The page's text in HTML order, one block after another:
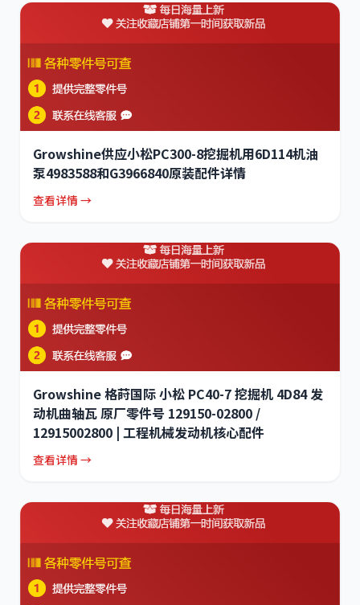
Growshine供应小松PC300-8挖掘机用6D114机油
泵4983588和G3966840原装配件详情
查看详情 →
Growshine 格莳国际 小松 PC40-7 挖掘机 4D84 发
动机曲轴瓦 原厂零件号 129150-02800 /
12915002800 | 工程机械发动机核心配件
查看详情 →